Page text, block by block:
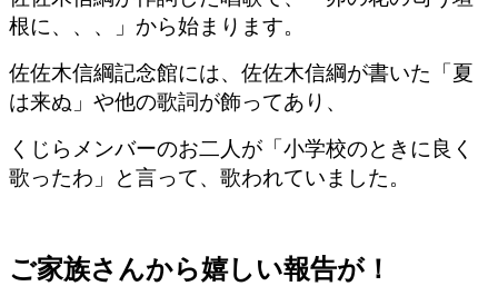
根に、、、」から始まります。
佐佐木信綱記念館には、佐佐木信綱が書いた「夏
は来ぬ」や他の歌詞が飾ってあり、
くじらメンバーのお二人が「小学校のときに良く
歌ったわ」と言って、歌われていました。
ご家族さんから嬉しい報告が！